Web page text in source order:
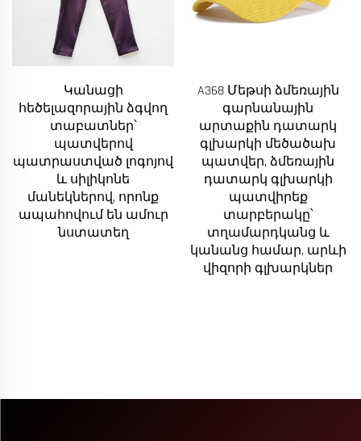
Կանացի
հեծելազորային ձգվող
տաբատներ՝
պատվերով
պատրաստված լոգոյով
և սիլիկոնե
մանեկներով, որոնք
ապահովում են ամուր
նստատեղ
A368 Մեթսի ձմեռային
գարնանային
արտաքին դատարկ
գլխարկի մեծածախ
պատվեր, ձմեռային
դատարկ գլխարկի
պատվիրեք
տարբերակը՝
տղամարդկանց և
կանանց համար, արևի
վիզորի գլխարկներ